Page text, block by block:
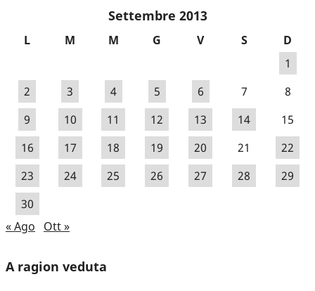
Settembre 2013
L M M G V S
D
1
2
3 4 5 6 7
8
9
10 11 12 13 14
15
16
17 18 19 20 21
22
23
24 25 26 27 28
29
30
« Ago
Ott »
A ragion veduta